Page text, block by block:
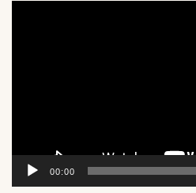
00:00